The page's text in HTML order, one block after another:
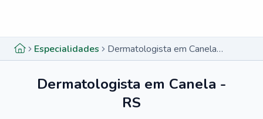
Especialidades Dermatologista em Canela - RS
Dermatologista em Canela -
RS